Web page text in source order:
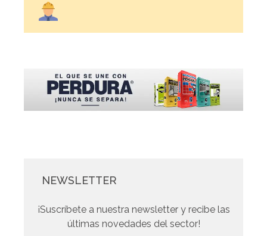
NEWSLETTER
¡Suscríbete a nuestra newsletter y recibe las
últimas novedades del sector!